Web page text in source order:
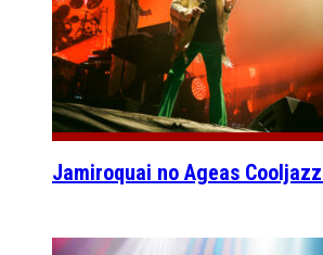
Jamiroquai no Ageas